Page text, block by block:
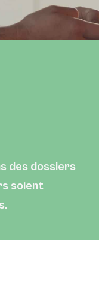
des dossiers
soient